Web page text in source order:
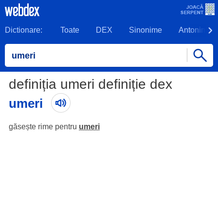
Dictionare: Toate DEX Sinonime Antonime
definiția umeri definiție dex
umeri
găsește rime pentru umeri